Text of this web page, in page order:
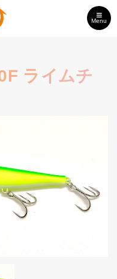
Menu
ライムチ